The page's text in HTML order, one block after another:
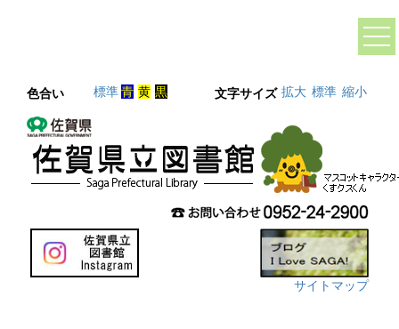
色合い 標準青 黄 黒 文字サイズ 拡大 標準 縮小
サイトマップ